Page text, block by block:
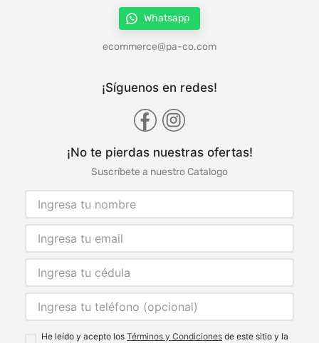
Whatsapp
ecommerce@pa-co.com
¡Síguenos en redes!
¡No te pierdas nuestras ofertas!
Suscríbete a nuestro Catalogo
He leído y acepto los Términos y Condiciones de este sitio y la